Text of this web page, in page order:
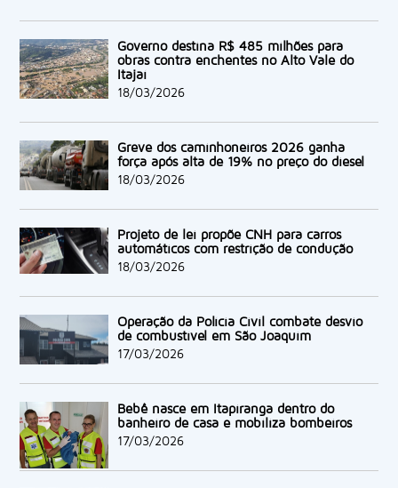
Governo destina R$ 485 milhões para
obras contra enchentes no Alto Vale do
Itajaí
18/03/2026
Greve dos caminhoneiros 2026 ganha
força após alta de 19% no preço do diesel
18/03/2026
Projeto de lei propõe CNH para carros
automáticos com restrição de condução
18/03/2026
Operação da Polícia Civil combate desvio
de combustível em São Joaquim
17/03/2026
Bebê nasce em Itapiranga dentro do
banheiro de casa e mobiliza bombeiros
17/03/2026